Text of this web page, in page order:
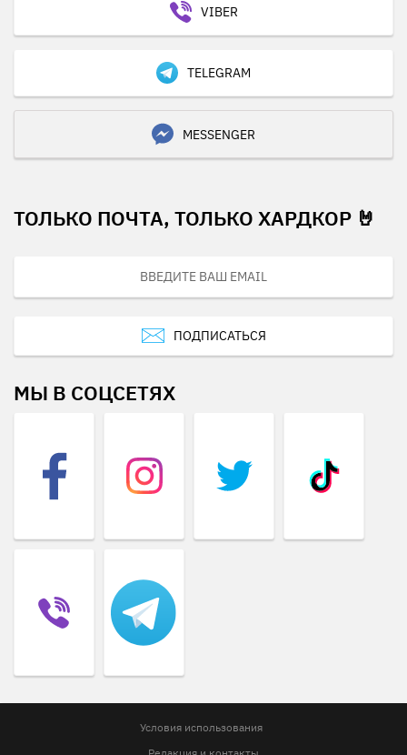
VIBER
TELEGRAM
MESSENGER
ТОЛЬКО ПОЧТА, ТОЛЬКО ХАРДКОР 🤘
ПОДПИСАТЬСЯ
МЫ В СОЦСЕТЯХ
Условия использования